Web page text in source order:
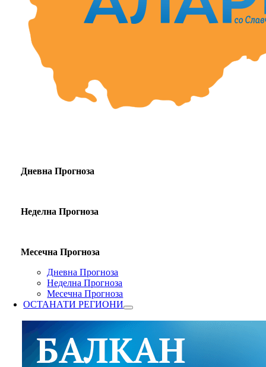
Дневна Прогноза
Неделна Прогноза
Месечна Прогноза
Дневна Прогноза
Неделна Прогноза
Месечна Прогноза
ОСТАНАТИ РЕГИОНИ